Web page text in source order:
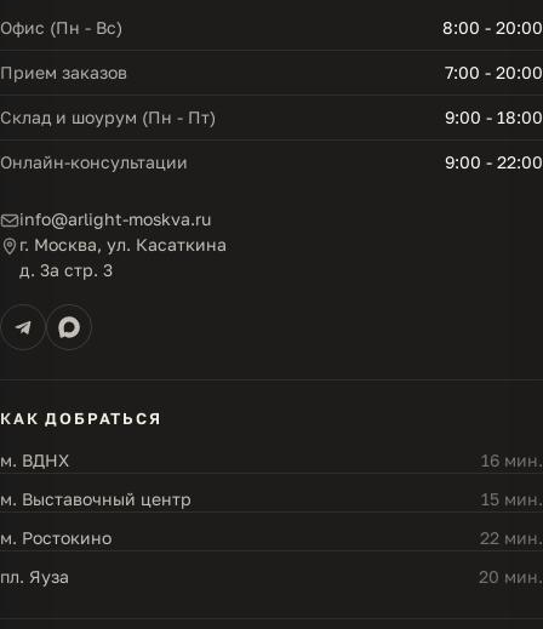
Офис (Пн - Вс) 8:00 - 20:00
Прием заказов 7:00 - 20:00
Склад и шоурум (Пн - Пт) 9:00 - 18:00
Онлайн-консультации 9:00 - 22:00
info@arlight-moskva.ru
г. Москва, ул. Касаткина
д. 3а стр. 3
КАК ДОБРАТЬСЯ
м. ВДНХ
16 мин.
м. Выставочный центр
15 мин.
м. Ростокино
22 мин.
пл. Яуза
20 мин.